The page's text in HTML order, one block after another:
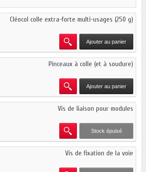
Cléocol colle extra-forte multi-usages (250 g)
Ajouter au panier
Pinceaux à colle (et à soudure)
Ajouter au panier
Vis de liaison pour modules
Stock épuisé
Vis de fixation de la voie